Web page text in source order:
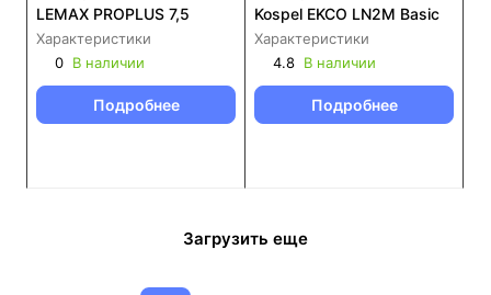
LEMAX PROPLUS 7,5
Характеристики
0 В наличии
Подробнее
Kospel EKCO LN2M Basic
Характеристики
4.8 В наличии
Подробнее
Загрузить еще